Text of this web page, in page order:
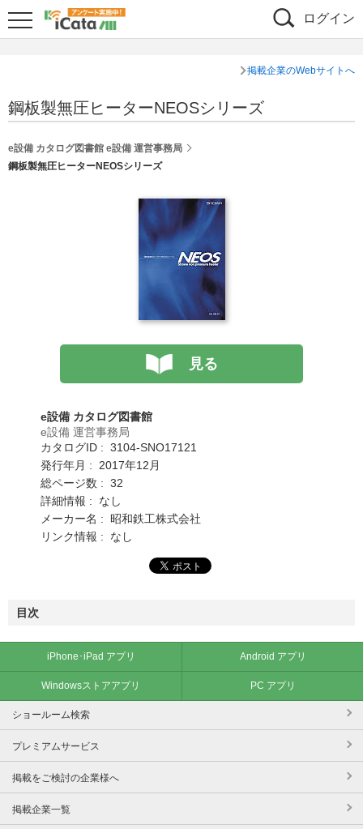
ログイン
掲載企業のWebサイトへ
鋼板製無圧ヒーターNEOSシリーズ
e設備 カタログ図書館 e設備 運営事務局
鋼板製無圧ヒーターNEOSシリーズ
見る
e設備 カタログ図書館
e設備 運営事務局
カタログID : 3104-SNO17121
発行年月 : 2017年12月
総ページ数 : 32
詳細情報 : なし
メーカー名 : 昭和鉄工株式会社
リンク情報 : なし
目次
iPhone･iPad アプリ Android アプリ
Windowsストアアプリ PC アプリ
ショールーム検索
プレミアムサービス
掲載をご検討の企業様へ
掲載企業一覧